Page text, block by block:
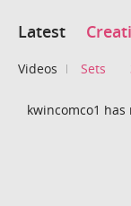
Latest
Videos Sets
kwincomco1 has